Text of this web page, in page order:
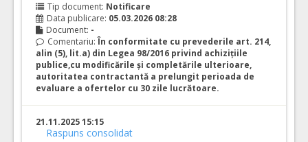
Tip document: Notificare
Data publicare: 05.03.2026 08:28
Document: -
Comentariu:În conformitate cu prevederile art. 214,
alin (5), lit.a) din Legea 98/2016 privind achizițiile
publice,cu modificările și completările ulterioare,
autoritatea contractantă a prelungit perioada de
evaluare a ofertelor cu 30 zile lucrătoare.
21.11.2025 15:15
Raspuns consolidat